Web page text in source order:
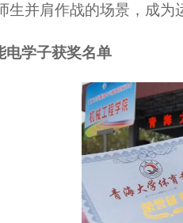
生并肩作战的场景，成为
电学子获奖名单